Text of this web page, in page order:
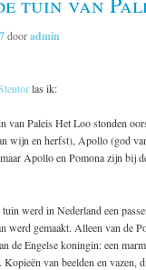
dooradmin
las ik:
van Paleis Het Loo stonden
wijn en herfst), Apollo (god
Apollo en Pomona zijn bij
werd in Nederland een
werd gemaakt. Alleen van de
de Engelse koningin: een
van beelden en vazen,